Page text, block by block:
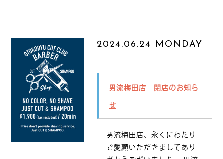
2024.06.24 MONDAY
男流梅田店 閉店のお知ら
せ
男流梅田店、永くにわたり
ご愛顧いただきましてあり